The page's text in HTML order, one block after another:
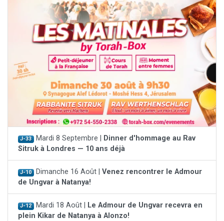
J-33 Mardi 8 Septembre |
Dinner d'hommage au Rav
Sitruk à Londres — 10 ans déjà
J-10 Dimanche 16 Août | Venez rencontrer le Admour
de Ungvar à Natanya!
J-12 Mardi 18 Août |
Le Admour de Ungvar recevra en
plein Kikar de Natanya à Alonzo!